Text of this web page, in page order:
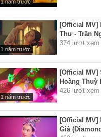
1 năm trước
1 năm trước
[Official MV]
Thư - Trần
374 lượt xem
1 năm trước
[Official MV]
Hoàng Thuỳ
426 lượt xem
[Official MV]
Già